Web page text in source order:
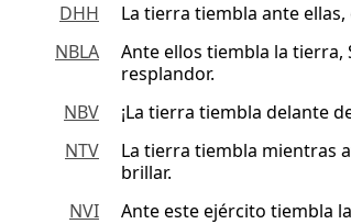
DHH
La tierra tiembla ante
NBLA
Ante ellos tiembla la tierra,
resplandor.
NBV
¡La tierra tiembla delante
NTV
La tierra tiembla mientras
brillar.
NVI
Ante este ejército tiembla